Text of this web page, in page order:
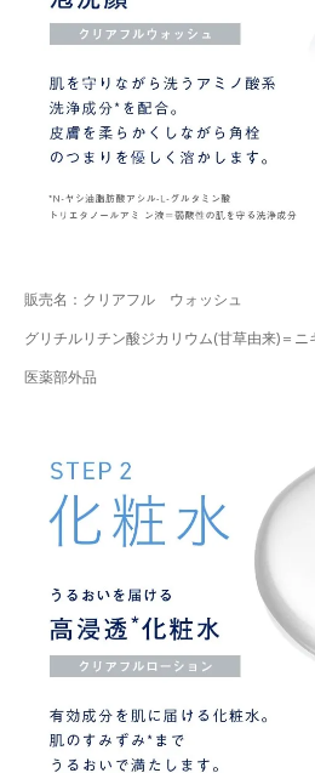
販売名：クリアフル ウォッシュ
グリチルリチン酸ジカリウム(甘草由来)＝
医薬部外品